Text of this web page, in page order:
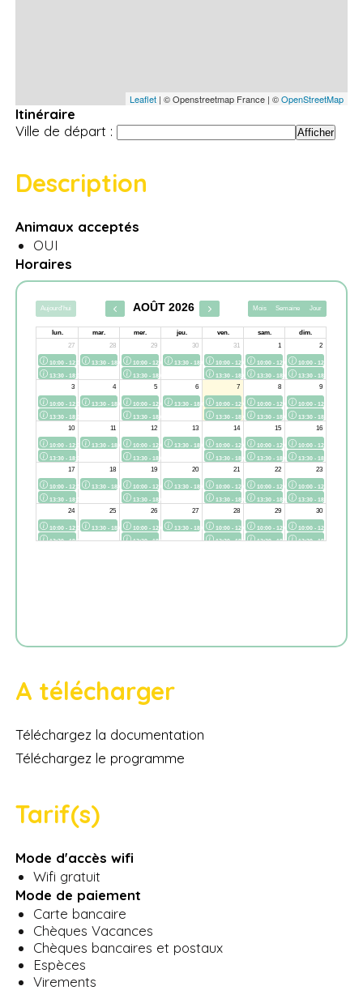
Leaflet| © Openstreetmap France | ©OpenStreetMap
Itinéraire
Ville de départ :
Description
Animaux acceptés
OUI
Horaires
A télécharger
Téléchargez la documentation
Téléchargez le programme
Tarif(s)
Mode d'accès wifi
Wifi gratuit
Mode de paiement
Carte bancaire
Chèques Vacances
Chèques bancaires et postaux
Espèces
Virements